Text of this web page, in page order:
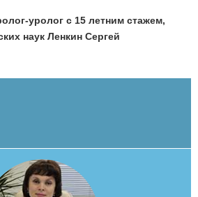
уролог с 15 летним стажем,
наук Ленкин Сергей